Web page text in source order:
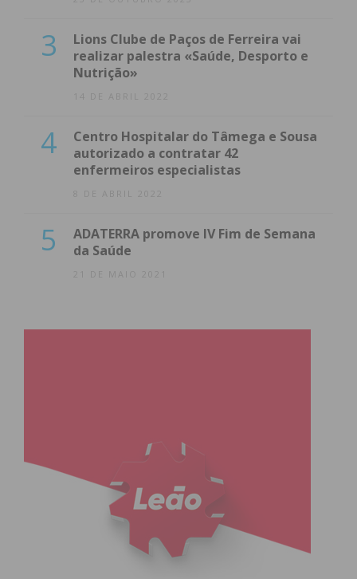
3
Lions Clube de Paços de Ferreira vai
realizar palestra «Saúde, Desporto e
Nutrição»
14 DE ABRIL 2022
4
Centro Hospitalar do Tâmega e Sousa
autorizado a contratar 42
enfermeiros especialistas
8 DE ABRIL 2022
5
ADATERRA promove IV Fim de Semana
da Saúde
21 DE MAIO 2021